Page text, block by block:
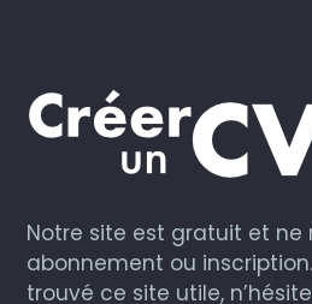
Notre site est gratuit et ne
abonnement ou
trouvé ce site utile,